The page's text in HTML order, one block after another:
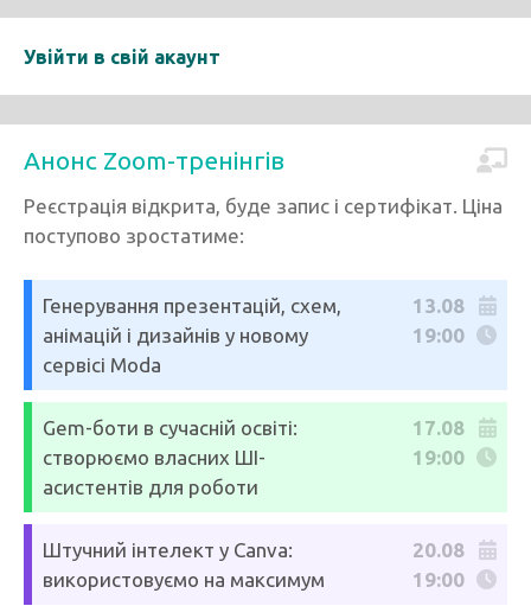
Увійти в свій акаунт
Анонс Zoom-тренінгів
Реєстрація відкрита, буде запис і сертифікат. Ціна
поступово зростатиме:
Генерування презентацій, схем,
анімацій і дизайнів у новому
сервісі Moda
13.08
19:00
Gem-боти в сучасній освіті:
створюємо власних ШІ-
асистентів для роботи
17.08
19:00
Штучний інтелект у Canva:
використовуємо на максимум
20.08
19:00